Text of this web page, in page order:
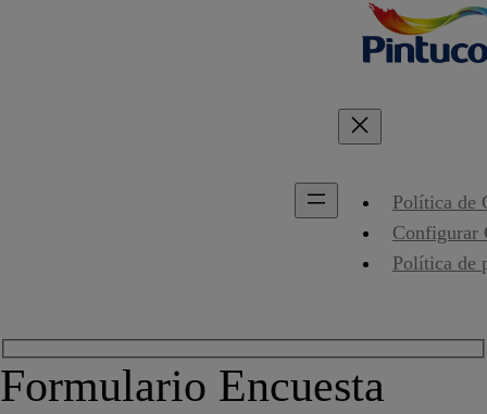
Política de
Configurar
Política de
Formulario Encuesta